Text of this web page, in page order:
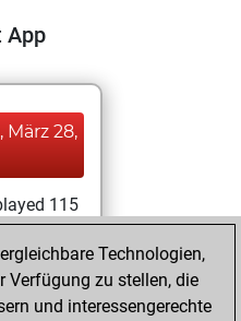
App
März 28,
115
+78
Technologien,
Verfügung zu stellen, die
und interessengerechte